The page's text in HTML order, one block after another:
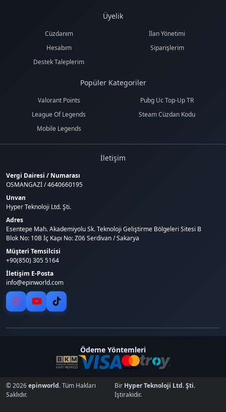
Üyelik
Cüzdanım
İlan Yönetimi
Hesabım
Siparişlerim
Destek Taleplerim
Popüler Kategoriler
Valorant Points
Pubg Uc Top-Up TR
League Of Legends
Steam Cüzdan Kodu
Mobile Legends
İletişim
Vergi Dairesi / Numarası
OSMANGAZİ / 4640660195
Unvan
Hyper Teknoloji Ltd. Şti.
Adres
Esentepe Mah. Akademiyolu Sk. Teknoloji Geliştirme Bölgeleri Sitesi B
Blok No: 10B İç Kapı No: Z06 Serdivan / Sakarya
Müşteri Temsilcisi
+90(850) 305 5164
İletişim E-Posta
info@epinworld.com
Ödeme Yöntemleri
© 2026epinworld. Tüm Hakları
Saklıdır.
Bir Hyper Teknoloji Ltd. Şti.
İştirakidir.